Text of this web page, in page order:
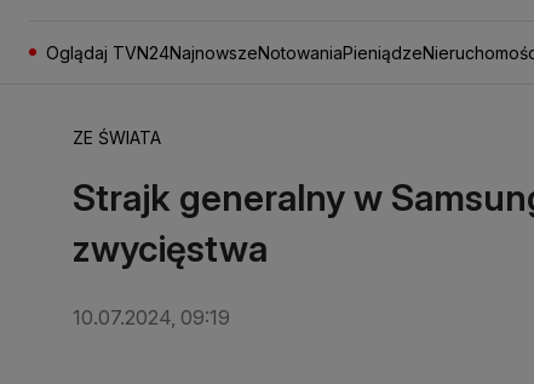
Oglądaj TVN24NajnowszeNotowaniaPieniądze
ZE ŚWIATA
Strajk generalny w
zwycięstwa
10.07.2024, 09:19